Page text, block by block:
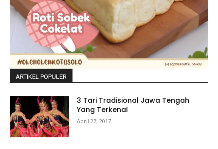
ARTIKEL POPULER
3 Tari Tradisional Jawa Tengah
Yang Terkenal
April 27, 2017